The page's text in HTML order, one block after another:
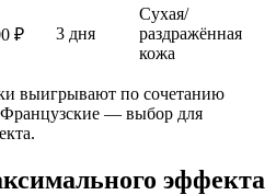
₽ 3 дня
Сухая/
раздражённая
кожа
выигрывают по сочетанию
— выбор для
эффекта